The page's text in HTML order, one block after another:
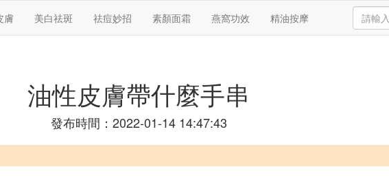
膚 美白祛斑 祛痘妙招 素顏面霜 燕窩功效 精油按摩
油性皮膚帶什麼手串
發布時間：2022-01-14 14:47:43